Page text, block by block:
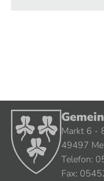
Markt 6 -
49497
Telefon:
Fax: